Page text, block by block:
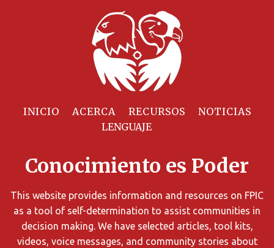
INICIO ACERCA RECURSOS NOTICIAS
Conocimiento es Poder
This website provides information and resources on FPIC
as a tool of self-determination to assist communities in
decision making. We have selected articles, tool kits,
videos, voice messages, and community stories about
los
de
búsqueda
utilizando
diversos